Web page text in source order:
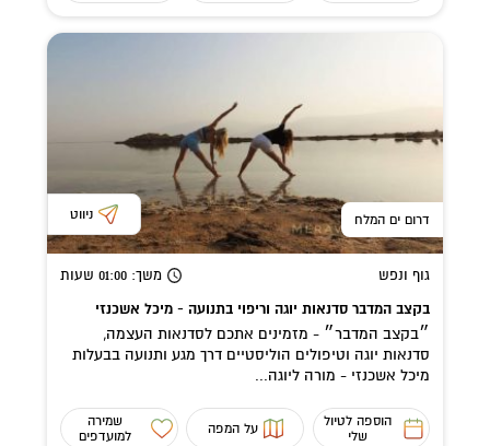
דרום ים המלח ניווט
גוף ונפש משך: 01:00 שעות
בקצב המדבר סדנאות יוגה וריפוי בתנועה - מיכל אשכנזי
״בקצב המדבר״ - מזמינים אתכם לסדנאות העצמה,
סדנאות יוגה וטיפולים הוליסטיים דרך מגע ותנועה בבעלות
מיכל אשכנזי - מורה ליוגה...
הוספה לטיול
שלי
על המפה
שמירה
למועדפים